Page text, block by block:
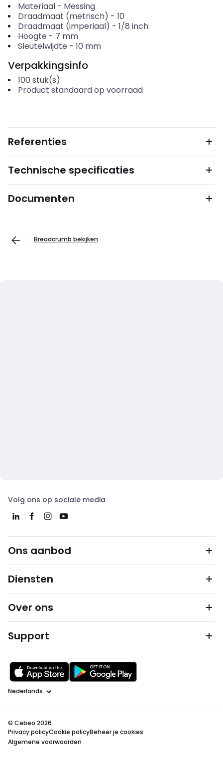
Materiaal- Messing
Draadmaat (metrisch) - 10
Draadmaat (imperiaal) - 1/8 inch
Hoogte - 7 mm
Sleutelwijdte - 10 mm
Verpakkingsinfo
100 stuk(s)
Product standaard op voorraad
Referenties
Technische specificaties
Documenten
Breadcrumb bekijken
Volg ons op sociale media
Ons aanbod
Diensten
Over ons
Support
Taal
© Cebeo 2026
Privacy policyCookie policyBeheer je cookies
Algemene voorwaarden